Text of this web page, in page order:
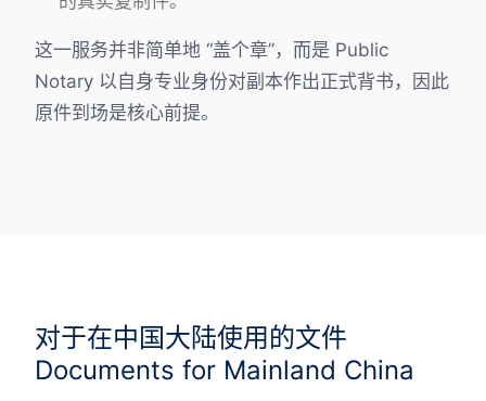
这一服务并非简单地 “盖个章”，而是 Public
Notary 以自身专业身份对副本作出正式背书，因此
原件到场是核心前提。
对于在中国大陆使用的文件
Documents for Mainland China